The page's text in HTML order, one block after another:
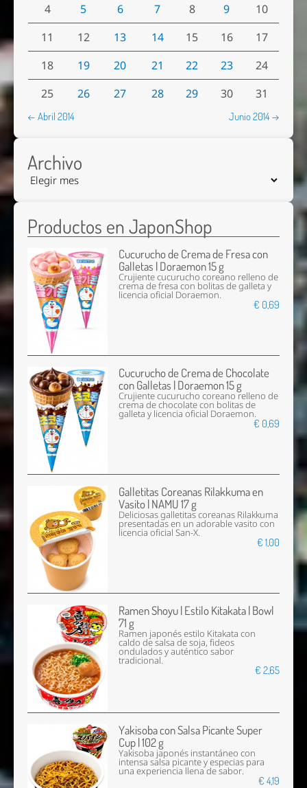
4
5 6 7 8 9
10
11
12 13 14 15 16
17
18
19 20 21 22 23
24
25
26 27 28 29 30 31
← Abril 2014 Junio 2014 →
Archivo
Productos en JaponShop
Cucurucho de Crema de Fresa con
Galletas | Doraemon 15 g
Crujiente cucurucho coreano relleno de
crema de fresa con bolitas de galleta y
licencia oficial Doraemon.
€ 0,69
Cucurucho de Crema de Chocolate
con Galletas | Doraemon 15 g
Crujiente cucurucho coreano relleno de
crema de chocolate con bolitas de
galleta y licencia oficial Doraemon.
€ 0,69
Galletitas Coreanas Rilakkuma en
Vasito | NAMU 17 g
Deliciosas galletitas coreanas Rilakkuma
presentadas en un adorable vasito con
licencia oficial San-X.
€ 1,00
Ramen Shoyu | Estilo Kitakata | Bowl
71 g
Ramen japonés estilo Kitakata con
caldo de salsa de soja, fideos
ondulados y auténtico sabor
tradicional.
€ 2,65
Yakisoba con Salsa Picante Super
Cup | 102 g
Yakisoba japonés instantáneo con
intensa salsa picante y especias para
una experiencia llena de sabor.
€ 4,19